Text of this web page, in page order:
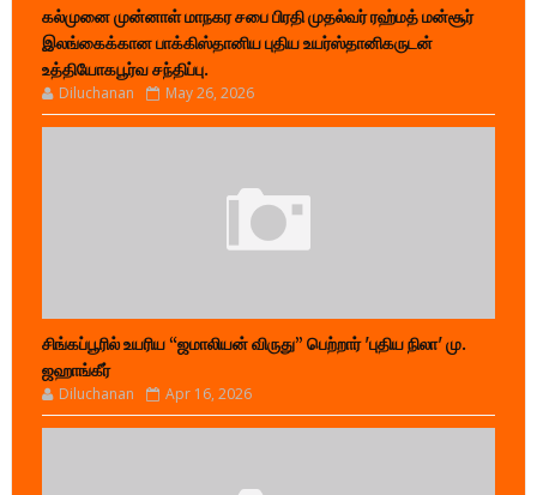
கல்முனை முன்னாள் மாநகர சபை பிரதி முதல்வர் ரஹ்மத் மன்சூர்
இலங்கைக்கான பாக்கிஸ்தானிய புதிய உயர்ஸ்தானிகருடன்
உத்தியோகபூர்வ சந்திப்பு.
Diluchanan May 26, 2026
சிங்கப்பூரில் உயரிய “ஜமாலியன் விருது” பெற்றார் 'புதிய நிலா' மு.
ஜஹாங்கீர்
Diluchanan Apr 16, 2026